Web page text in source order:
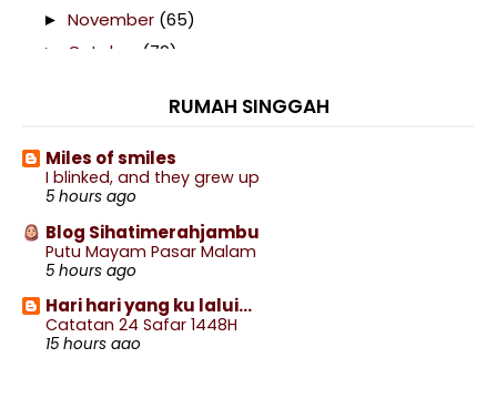
► November (65)
► October (79)
(132)
►July(123)
►June(96)
(93)
►April(133)
▼March(122)
Menu Berbuka 9 Ramadan : Ikan Siakap Bakar
Sambal ...
RUMAH SINGGAH
Miles of smiles
I blinked, and they grew up
5 hours ago
Blog Sihatimerahjambu
Putu Mayam Pasar Malam
5 hours ago
Hari hari yang ku lalui...
Catatan 24 Safar 1448H
15 hours ago